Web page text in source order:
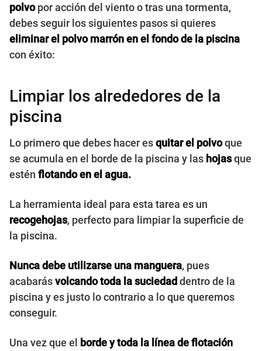
polvopor acción del viento o tras una tormenta,
debes seguir los siguientes pasossi quieres
eliminar el polvo marrón en el fondo de la piscina
con éxito:
Limpiar los alrededores de la
piscina
Lo primero que debes hacer esquitar el polvoque
se acumula en el borde de la piscina y las hojasque
estén flotando en el agua.
La herramienta ideal para esta tarea es un
recogehojas, perfecto para limpiar la superficie de
la piscina.
Nunca debe utilizarse una manguera, pues
acabarásvolcando toda la suciedaddentro de la
piscina y es justo lo contrario a lo que queremos
conseguir.
Una vez que el borde y toda la línea de flotación